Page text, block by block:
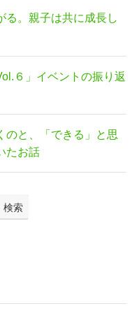
る。親子は共に成長し
６」イベントの振り返
のと、「できる」と思
たお話
検索